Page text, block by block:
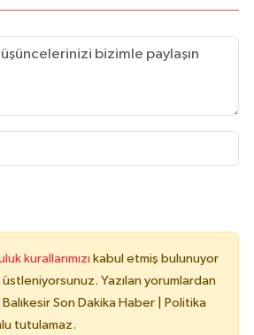
kurallarımızı kabul etmiş bulunuyor
Yazılan yorumlardan
Son Dakika Haber | Politika
tutulamaz.